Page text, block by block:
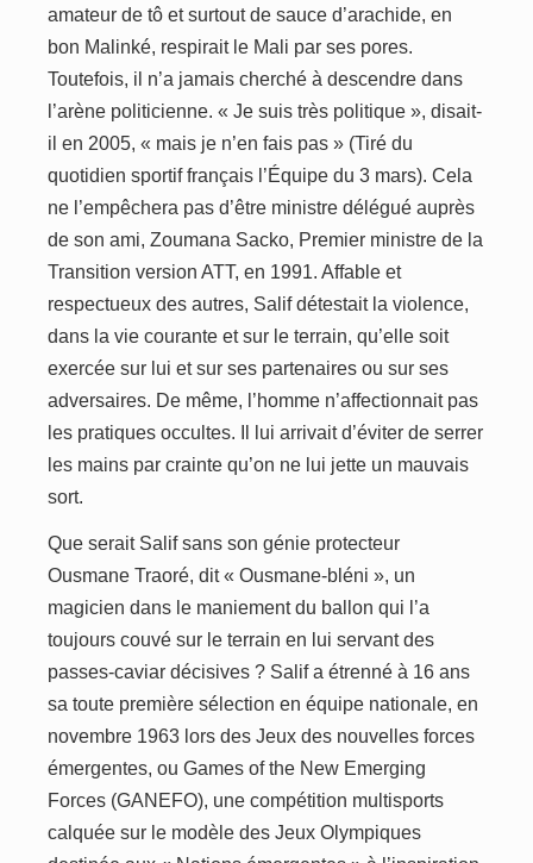
amateur de tô et surtout de sauce d’arachide, en
bon Malinké, respirait le Mali par ses pores.
Toutefois, il n’a jamais cherché à descendre dans
l’arène politicienne. « Je suis très politique », disait-
il en 2005, « mais je n’en fais pas » (Tiré du
quotidien sportif français l’Équipe du 3 mars). Cela
ne l’empêchera pas d’être ministre délégué auprès
de son ami, Zoumana Sacko, Premier ministre de la
Transition version ATT, en 1991. Affable et
respectueux des autres, Salif détestait la violence,
dans la vie courante et sur le terrain, qu’elle soit
exercée sur lui et sur ses partenaires ou sur ses
adversaires. De même, l’homme n’affectionnait pas
les pratiques occultes. Il lui arrivait d’éviter de serrer
les mains par crainte qu’on ne lui jette un mauvais
sort.
Que serait Salif sans son génie protecteur
Ousmane Traoré, dit « Ousmane-bléni », un
magicien dans le maniement du ballon qui l’a
toujours couvé sur le terrain en lui servant des
passes-caviar décisives ? Salif a étrenné à 16 ans
sa toute première sélection en équipe nationale, en
novembre 1963 lors des Jeux des nouvelles forces
émergentes, ou Games of the New Emerging
Forces (GANEFO), une compétition multisports
calquée sur le modèle des Jeux Olympiques